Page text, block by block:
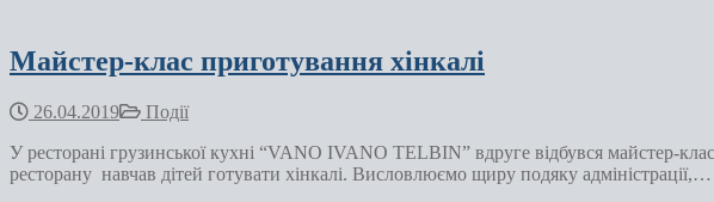
Майстер-клас приготування хінкалі
26.04.2019
Події
У ресторані грузинської кухні “VANO IVANO TELBIN” вдруге відбувся майстер-
ресторану навчав дітей готувати хінкалі. Висловлюємо щиру подяку адміністрації,…